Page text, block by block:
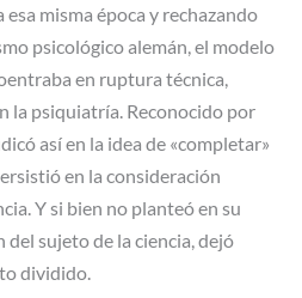
misma época y rechazando
psicológico alemán, el modelo
en ruptura técnica,
la psiquiatría. Reconocido por
así en la idea de «completar»
en la consideración
Y si bien no planteó en su
sujeto de la ciencia, dejó
dividido.